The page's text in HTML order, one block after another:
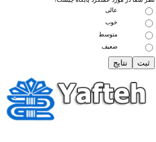
عالی
خوب
متوسط
ضعیف